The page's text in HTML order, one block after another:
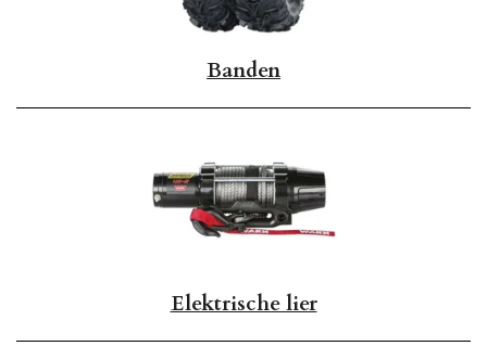
Banden
Elektrische lier